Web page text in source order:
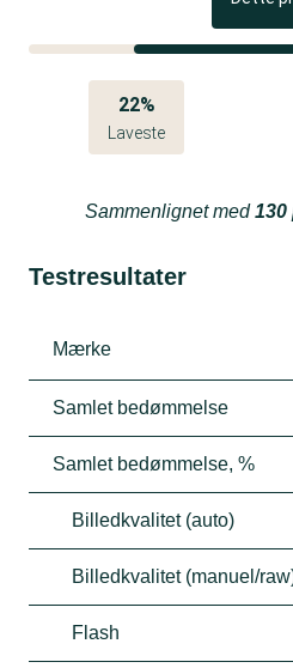
22%
Laveste
Sammenlignet med130
Testresultater
Mærke
Samlet bedømmelse
Samlet bedømmelse, %
Billedkvalitet (auto)
Billedkvalitet (manuel/
Flash